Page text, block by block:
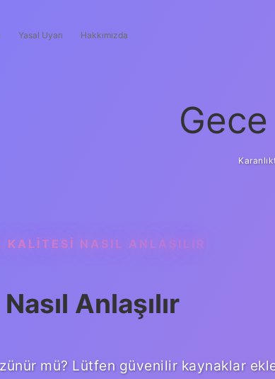
Yasal Uyarı Hakkımızda
KALITESI NASIL ANLAŞILIR
Anlaşılır
mü? Lütfen güvenilir kaynaklar